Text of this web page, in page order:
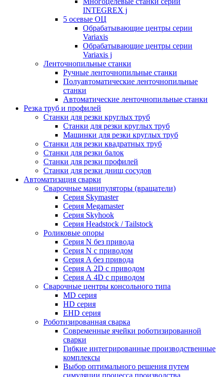
INTEGREX j
5 осевые ОЦ
Обрабатывающие центры серии
Variaxis
Обрабатывающие центры серии
Variaxis j
Ленточнопильные станки
Ручные ленточнопильные станки
Полуавтоматические ленточнопильные
станки
Автоматические ленточнопильные станки
Резка труб и профилей
Станки для резки круглых труб
Станки для резки круглых труб
Машинки для резки круглых труб
Станки для резки квадратных труб
Станки для резки балок
Станки для резки профилей
Станки для резки днищ сосудов
Автоматизация сварки
Сварочные манипуляторы (вращатели)
Серия Skymaster
Серия Megamaster
Серия Skyhook
Серия Headstock / Tailstock
Роликовые опоры
Серия N без привода
Серия N с приводом
Серия A без привода
Серия А 2D с приводом
Серия А 4D с приводом
Сварочные центры консольного типа
MD серия
HD серия
EHD серия
Роботизированная сварка
Современные ячейки роботизированной
сварки
Гибкие интегрированные производственные
комплексы
Выбор оптимального решения путем
симуляции процесса производства